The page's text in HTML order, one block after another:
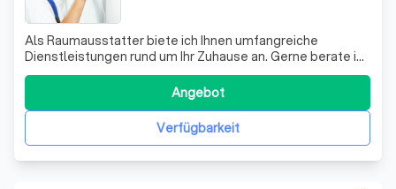
Als Raumausstatter biete ich Ihnen umfangreiche
Dienstleistungen rund um Ihr Zuhause an. Gerne berate ich
Sie bei Projekten und stehen Ihnen mit meiner Kompetenz
zur Seite. Ihr Wohl liegt mir am Herzen! —————— Mein
junger, inovativer und motivierter Betrieb kann schon auf
viele erfolgreich umgesetVerfügbarkeit
Angebot